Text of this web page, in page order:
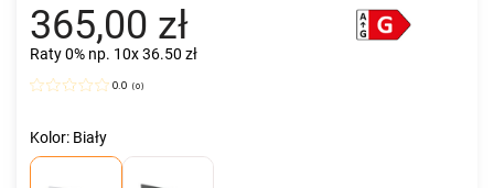
365,00 zł
Raty 0% np. 10x 36.50 zł
0.0 (0)
Kolor: Biały